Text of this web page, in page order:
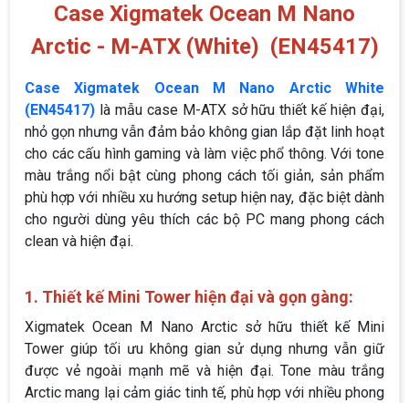
Case Xigmatek Ocean M Nano
Arctic - M-ATX (White) (EN45417)
Case Xigmatek Ocean M Nano Arctic White
(EN45417) là mẫu case M-ATX sở hữu thiết kế hiện đại,
nhỏ gọn nhưng vẫn đảm bảo không gian lắp đặt linh hoạt
cho các cấu hình gaming và làm việc phổ thông. Với tone
màu trắng nổi bật cùng phong cách tối giản, sản phẩm
phù hợp với nhiều xu hướng setup hiện nay, đặc biệt dành
cho người dùng yêu thích các bộ PC mang phong cách
clean và hiện đại.
1. Thiết kế Mini Tower hiện đại và gọn gàng:
Xigmatek Ocean M Nano Arctic sở hữu thiết kế Mini
Tower giúp tối ưu không gian sử dụng nhưng vẫn giữ
được vẻ ngoài mạnh mẽ và hiện đại. Tone màu trắng
Arctic mang lại cảm giác tinh tế, phù hợp với nhiều phong